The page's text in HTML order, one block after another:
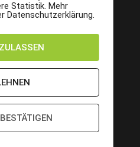
Statistik. Mehr
Datenschutzerklärung.